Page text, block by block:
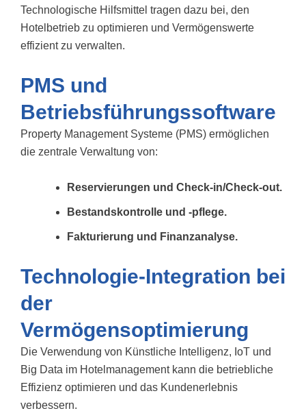
Technologische Hilfsmittel tragen dazu bei, den
Hotelbetrieb zu optimieren und Vermögenswerte
effizient zu verwalten.
PMS und
Betriebsführungssoftware
Property Management Systeme (PMS) ermöglichen
die zentrale Verwaltung von:
Reservierungen und Check-in/Check-out.
Bestandskontrolle und -pflege.
Fakturierung und Finanzanalyse.
Technologie-Integration bei
der
Vermögensoptimierung
Die Verwendung von Künstliche Intelligenz, IoT und
Big Data im Hotelmanagement kann die betriebliche
Effizienz optimieren und das Kundenerlebnis
verbessern.